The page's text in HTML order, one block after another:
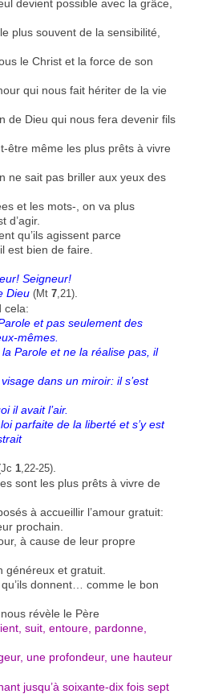
devient possible avec la grâce,
plus souvent de la sensibilité,
le Christ et la force de son
qui nous fait hériter de la vie
de Dieu qui nous fera devenir fils
être même les plus prêts à vivre
ne sait pas briller aux yeux des
et les mots-, on va plus
d’agir.
qu’ils agissent parce
est bien de faire.
Seigneur!
Dieu (Mt 7,21)
cela:
et pas seulement des
mêmes.
Parole et ne la réalise pas, il
dans un miroir: il s’est
il avait l’air.
parfaite de la liberté et s’y est
1,22-25)
sont les plus prêts à vivre de
à accueillir l’amour gratuit:
prochain.
à cause de leur propre
généreux et gratuit.
qu’ils donnent… comme le bon
révèle le Père
suit, entoure, pardonne,
une profondeur, une hauteur
jusqu’à soixante-dix fois sept